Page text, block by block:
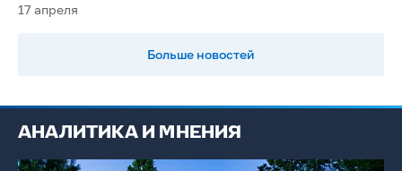
17 апреля
Больше новостей
АНАЛИТИКА И МНЕНИЯ